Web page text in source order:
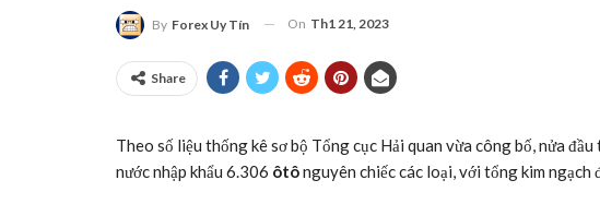
By Forex Uy Tín On Th1 21, 2023
Share
Theo số liệu thống kê sơ bộ Tổng cục Hải quan vừa công bố, nửa
nước nhập khẩu 6.306 ôtônguyên chiếc các loại, với tổng kim ngạch